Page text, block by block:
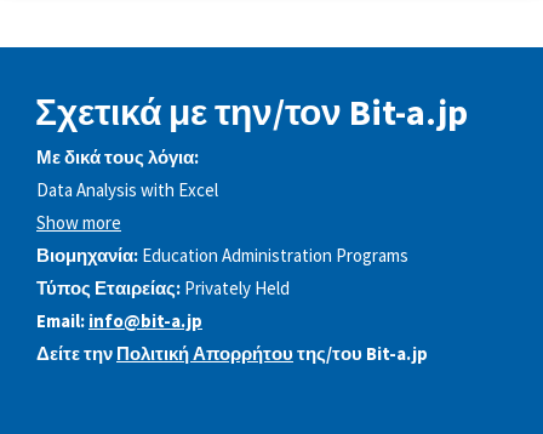
Σχετικά με την/τον Bit-a.jp
Με δικά τους λόγια:
Data Analysis with Excel
Show more
Βιομηχανία: Education Administration Programs
Τύπος Εταιρείας: Privately Held
Email: info@bit-a.jp
Δείτε την Πολιτική Απορρήτου της/του Bit-a.jp